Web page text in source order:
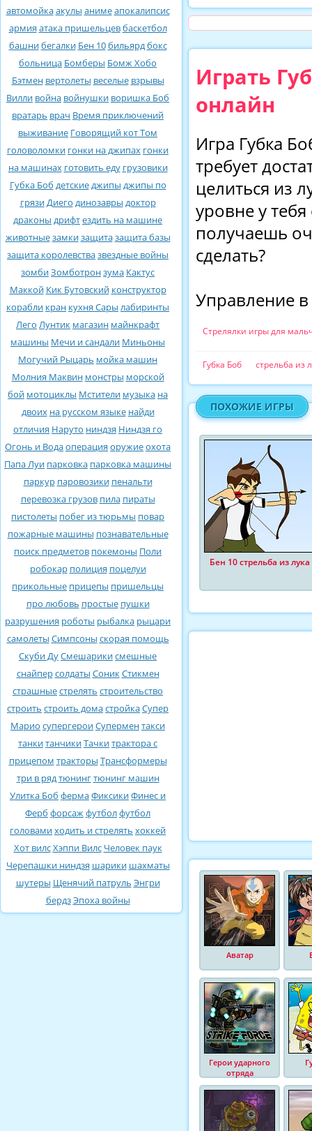
автомойкаакулы анимеапокалипсис
армия атака пришельцевбаскетбол
башнибегалки Бен 10бильярдбокс
больница Бомберы Бомж Хобо
Бэтмен вертолеты веселые взрывы
Вилли война войнушки воришка Боб
вратарь врач Время приключений
выживание Говорящий кот Том
головоломки гонки на джипах гонки
на машинах готовить еду грузовики
Губка Боб детскиеджипы джипы по
грязиДиего динозавры доктор
драконы дрифтездить на машине
животныезамкизащитазащита базы
защита королевствазвездные войны
зомбиЗомботронзума Кактус
Маккой Кик Бутовский конструктор
корабли кран кухня Сары лабиринты
Лего Лунтик магазин майнкрафт
машины Мечи и сандали Миньоны
Могучий Рыцарь мойка машин
Молния Маквин монстры морской
бой мотоциклы Мстители музыка на
двоих на русском языке найди
отличия Наруто ниндзя Ниндзя го
Огонь и Водаоперация оружиеохота
Папа Луи парковка парковка машины
паркур паровозики пенальти
перевозка грузов пила пираты
пистолеты побег из тюрьмы повар
пожарные машины познавательные
поиск предметов покемоны Поли
робокар полиция поцелуи
прикольные прицепы пришельцы
про любовь простые пушки
разрушения роботы рыбалка рыцари
самолеты Симпсоны скорая помощь
Скуби ДуСмешарикисмешные
снайперсолдаты СоникСтикмен
страшныестрелять строительство
строить строить домастройкаСупер
Марио супергероиСуперментакси
танкитанчикиТачкитрактора с
прицепом тракторы Трансформеры
три в рядтюнингтюнинг машин
Улитка Боб фермаФиксикиФинес и
Ферб форсажфутболфутбол
головамиходить и стрелять хоккей
Хот вилсХэппи Вилс Человек паук
Черепашки ниндзя шарики шахматы
шутеры Щенячий патруль Энгри
бердзЭпоха войны
Играть
онлайн
Игра Губка
требует
целиться из
уровне у
получаешь
сделать?
Управление
Стрелялки игры для
Губка Боб стрельба из
ПОХОЖИЕ ИГРЫ
Бен 10 стрельба из лука
Аватар
Герои ударного
отряда